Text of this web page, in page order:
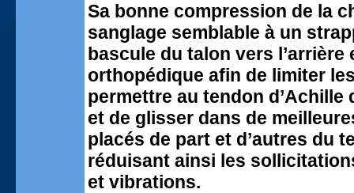
Sa bonne compression de la
sanglage semblable à un
bascule du talon vers l’arrière
orthopédique afin de limiter
permettre au tendon
et de glisser dans de
placés de part et d’autres du
réduisant ainsi les
et vibrations.